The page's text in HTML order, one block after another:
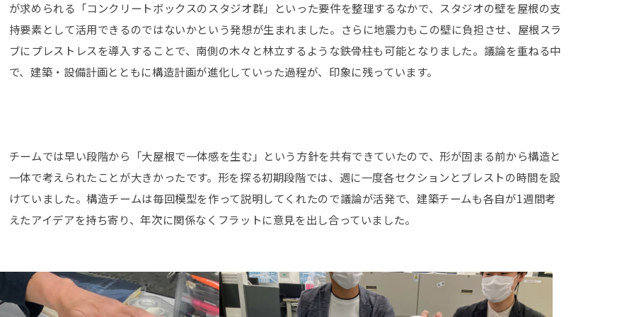
が求められる「コンクリートボックスのスタジオ群」といった要件を整理するなかで、スタジオの壁を屋根の支
持要素として活用できるのではないかという発想が生まれました。さらに地震力もこの壁に負担させ、屋根スラ
ブにプレストレスを導入することで、南側の木々と林立するような鉄骨柱も可能となりました。議論を重ねる中
で、建築・設備計画とともに構造計画が進化していった過程が、印象に残っています。
チームでは早い段階から「大屋根で一体感を生む」という方針を共有できていたので、形が固まる前から構造と
一体で考えられたことが大きかったです。形を探る初期段階では、週に一度各セクションとブレストの時間を設
けていました。構造チームは毎回模型を作って説明してくれたので議論が活発で、建築チームも各自が1週間考
えたアイデアを持ち寄り、年次に関係なくフラットに意見を出し合っていました。